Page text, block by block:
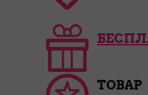
ТОВАР